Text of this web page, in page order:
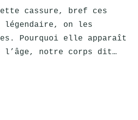
cassure, bref ces
légendaire, on les
Pourquoi elle apparaît
l’âge, notre corps dit…